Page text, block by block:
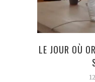
LE JOUR OÙ